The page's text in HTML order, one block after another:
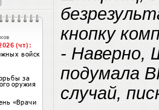
кнопку
- Наверно,
подумала
случай,